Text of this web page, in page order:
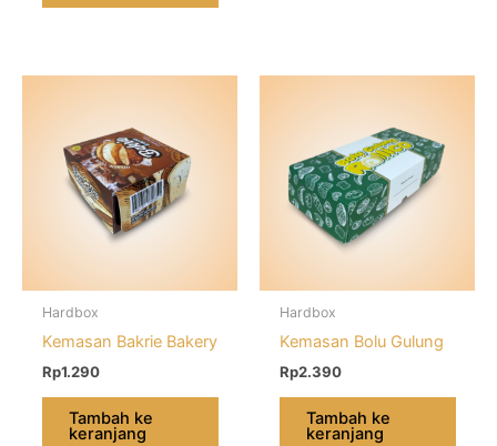
Hardbox
Kemasan Bakrie Bakery
Rp1.290
Tambah ke
keranjang
Hardbox
Kemasan Bolu Gulung
Rp2.390
Tambah ke
keranjang